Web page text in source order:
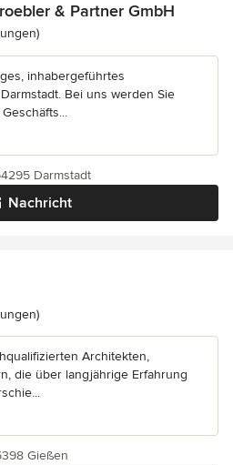
& Partner GmbH
5 von 5 Sternen
inhabergeführtes
Bei uns werden Sie
Nachricht
Darmstadt
5 von 5 Sternen
Architekten,
die über langjährige Erfahrung
Gießen